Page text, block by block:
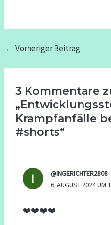
← Vorheriger Beitrag
3 Kommentare
Krampfanfälle
#shorts“
@INGERICHTER2808
6. AUGUST 2024 UM
❤️❤️❤️❤️